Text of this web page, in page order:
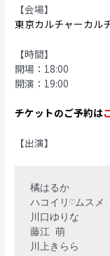
【会場】
東京カルチャーカル
【時間】
開場：18:00
開演：19:00
チケットのご予約は
【出演】
橘はるか
ハコイリ♡ムスメ
川口ゆりな
藤江 萌
川上きらら